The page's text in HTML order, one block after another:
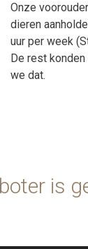
Onze
dieren
uur per week
De rest
we dat.
is